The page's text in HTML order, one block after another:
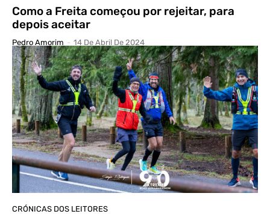
Como a Freita começou por rejeitar, para
depois aceitar
Pedro Amorim - 14 De Abril De 2024
CRÓNICAS DOS LEITORES